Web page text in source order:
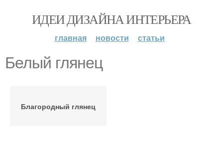
ИДЕИ ДИЗАЙНА ИНТЕРЬЕРА
главная новости статьи
Белый глянец
Благородный глянец